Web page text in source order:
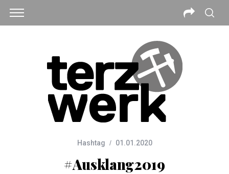
Hashtag 01.01.2020
#Ausklang2019